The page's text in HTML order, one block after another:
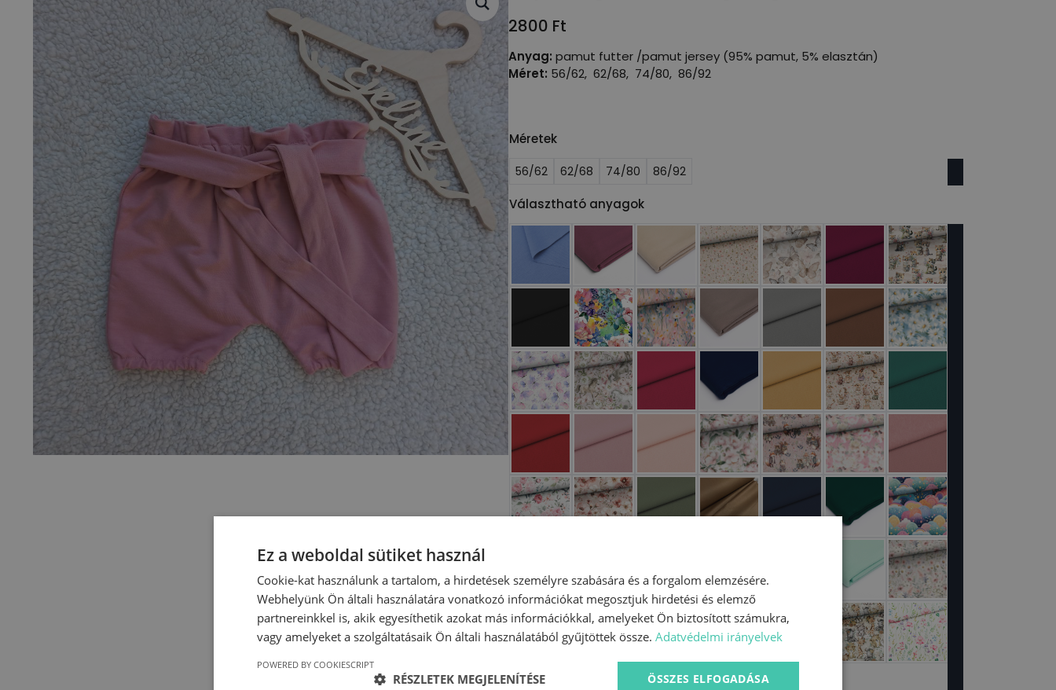
2800 Ft
Anyag: pamut futter /pamut jersey (95% pamut, 5% elasztán)
Méret: 56/62, 62/68, 74/80, 86/92
Méretek
56/62 62/68 74/80 86/92
Választható anyagok
Ez a weboldal sütiket használ
Cookie-kat használunk a tartalom, a hirdetések személyre szabására és a forgalom elemzésére.
Webhelyünk Ön általi használatára vonatkozó információkat megosztjuk hirdetési és elemző
partnereinkkel is, akik egyesíthetik azokat más információkkal, amelyeket Ön biztosított számukra,
vagy amelyeket a szolgáltatásaik Ön általi használatából gyűjtöttek össze. Adatvédelmi irányelvek
ÖSSZES ELFOGADÁSA
RÉSZLETEK MEGJELENÍTÉSE
POWERED BY COOKIESCRIPT